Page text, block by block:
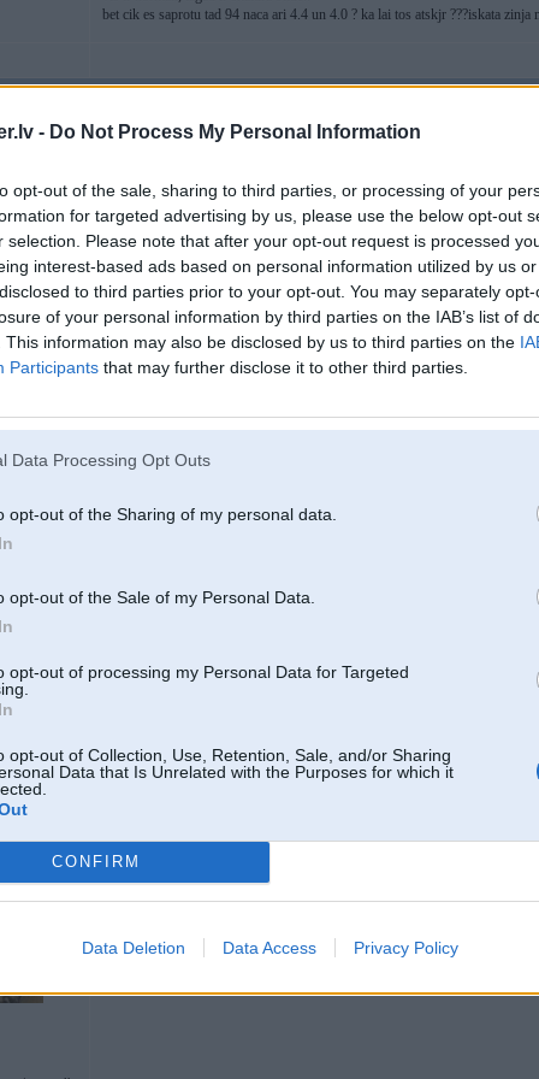
- Do Not Process My Personal Information
opt-out of the sale, sharing to third parties, or processing of your
for targeted advertising by us, please use the below opt-out
selection. Please note that after your opt-out request is processed
interest-based ads based on personal information utilized by us
to third parties prior to your opt-out. You may separately
of your personal information by third parties on the IAB’s list of
This information may also be disclosed by us to third parties on the
Participants that may further disclose it to other third parties.
Data Processing Opt Outs
opt-out of the Sharing of my personal data.
opt-out of the Sale of my Personal Data.
opt-out of processing my Personal Data for Targeted
opt-out of Collection, Use, Retention, Sale, and/or Sharing
Data that Is Unrelated with the Purposes for which it
CONFIRM
Data Deletion Data Access Privacy Policy
bet cik es saprotu tad 94 naca ari 4.4 un 4.0 ? ka lai tos atskjr ???iskata zinja
a ka tu atshkjir motorus askonai ?? atver kapotu un apskaties???
-----------------
ІБАШТЕ!!!!! ЗА УКРАЇНУ!!!!!!!
Нехай подохне суче плем’я!!!!
bezjedzuga jautajuma!
diagnostika, elektronikas remonts & pretaizdzīšanas iekārtas.